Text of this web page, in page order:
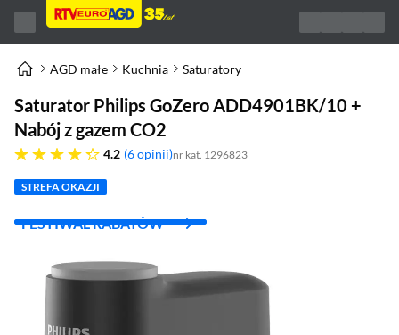
AGD małe Kuchnia Saturatory
Saturator Philips GoZero ADD4901BK/10 +
Nabój z gazem CO2
4.2
4.2 gwiazdek 6 opinii nr kat. 1296823
STREFA OKAZJI
FESTIWAL RABATÓW